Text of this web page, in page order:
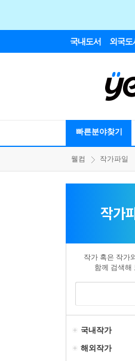
국내도서 외국도
빠른분야찾기
웰컴 작가파일
작가
작가 혹은 작가
함께 검색해
국내작가
해외작가